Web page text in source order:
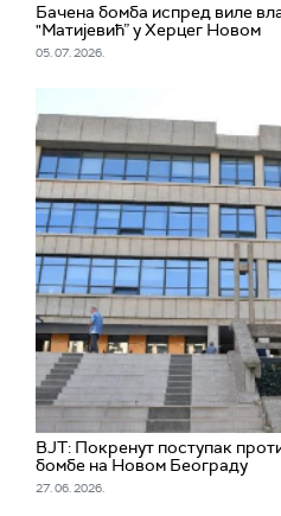
Бачена бомба испред виле
"Матијевић” у Херцег Новом
05. 07. 2026.
ВЈТ: Покренут поступак
бомбе на Новом Београду
27. 06. 2026.